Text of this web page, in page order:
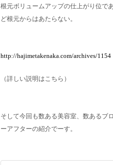
根元ボリュームアップの仕上がり位で
ど根元からはあたらない。
http://hajimetakenaka.com/archives/1154
（詳しい説明はこちら）
そして今回も数ある美容室、数あるブ
ーアフターの紹介でーす。